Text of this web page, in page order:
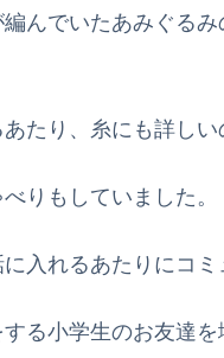
んでいたあみぐる
たり、糸にも詳しい
りもしていました。
入れるあたりにコミ
る小学生のお友達を